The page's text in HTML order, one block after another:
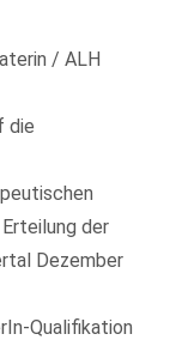
/ ALH
die
der
Dezember
Qualifikation